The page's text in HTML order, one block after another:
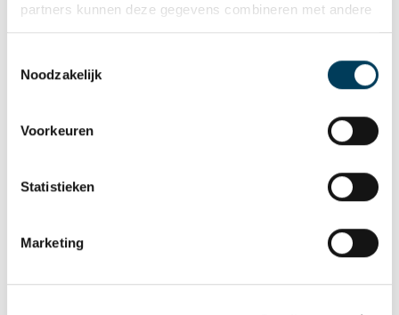
partners kunnen deze gegevens combineren met andere
verzameld op basis van uw gebruik van hun services.
Noodzakelijk
Voorkeuren
Statistieken
Marketing
(13) Zuid-Limburg (Maastricht-Heerlen-Sittard-
(21) Almere-Lelystad-Zeewolde
(12) Rotterdam-nieuw Reijerwaard
(15) Liemers (duiven-Westervoort Zevenaar-‘s-